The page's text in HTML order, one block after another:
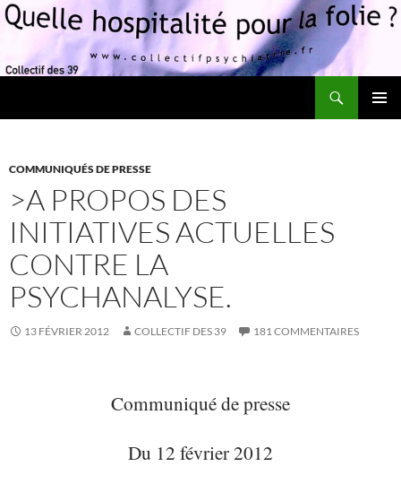
COMMUNIQUÉS DE PRESSE
>A PROPOS DES
INITIATIVES ACTUELLES
CONTRE LA
PSYCHANALYSE.
13 FÉVRIER 2012 COLLECTIF DES 39 181 COMMENTAIRES
Communiqué de presse
Du 12 février 2012